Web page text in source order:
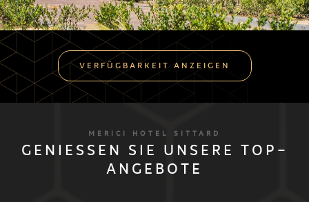
VERFÜGBARKEIT ANZEIGEN
MERICI HOTEL SITTARD
GENIESSEN SIE UNSERE TOP-A
NGEBOTE